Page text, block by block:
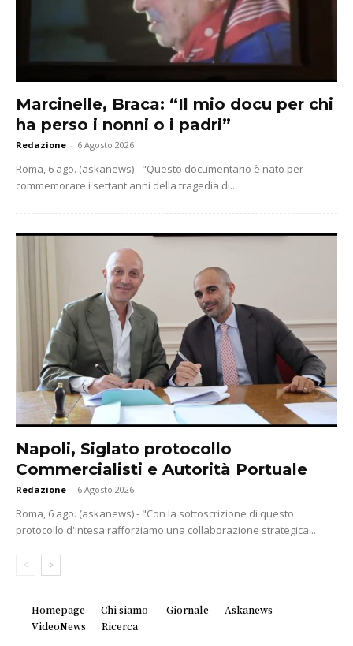
Marcinelle, Braca: “Il mio docu per chi
ha perso i nonni o i padri”
Redazione - 6 Agosto 2026
Roma, 6 ago. (askanews) - "Questo documentario è nato per
commemorare i settant'anni della tragedia di...
Napoli, Siglato protocollo
Commercialisti e Autorità Portuale
Redazione - 6 Agosto 2026
Roma, 6 ago. (askanews) - "Con la sottoscrizione di questo
protocollo d'intesa rafforziamo una collaborazione strategica...
Homepage Chi siamo Giornale
Askanews
VideoNews
Ricerca